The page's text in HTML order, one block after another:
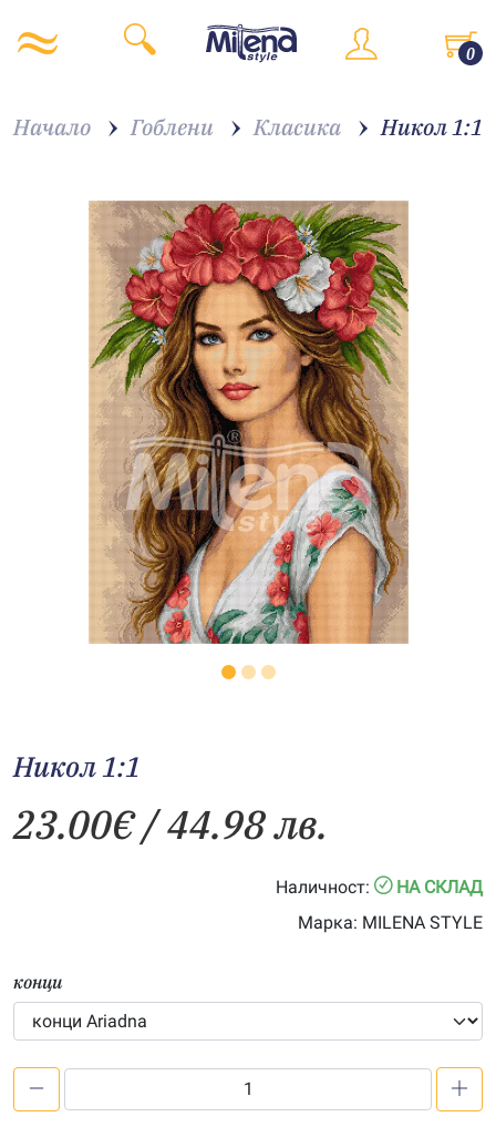
0
Начало Гоблени Класика Никол 1:1
Никол 1:1
23.00€/ 44.98 лв.
Наличност:
НА СКЛАД
Марка: MILENA STYLE
конци